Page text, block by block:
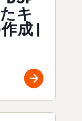
キ
成 |